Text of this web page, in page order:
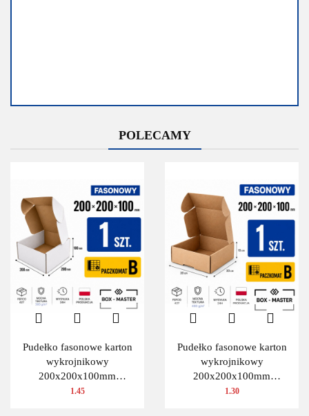
Dostępność
Średnia
Do końca promocji
pozostało
Dostępność
promocji
pozostało
POLECAMY
Pudełko fasonowe karton
wykrojnikowy
200x200x100mm
(wymiary wewnętrzne) 1
1.45
Pudełko fasonowe karton
wykrojnikowy
200x200x100mm
(wymiary wewnętrzne) 1
1.30